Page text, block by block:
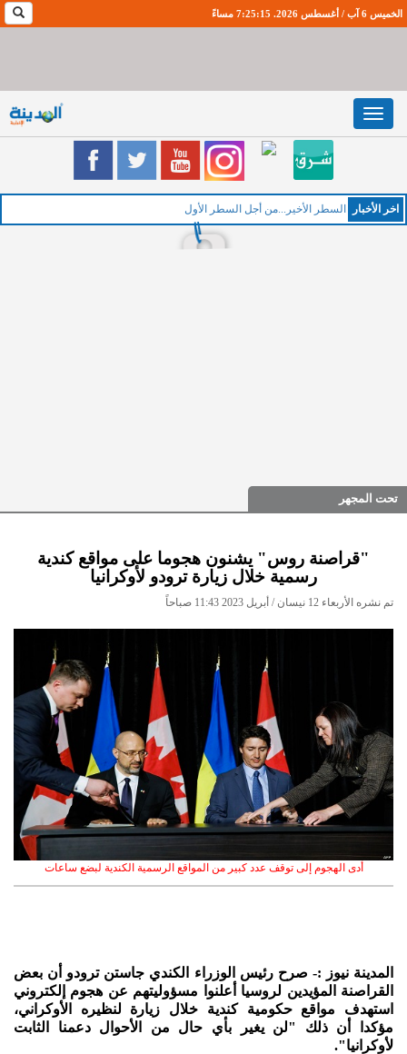
الخميس 6 آب / أغسطس 2026. 7:25:16 مساءً
Toggle
navigation
اخر اﻷخبار ال
تحت المجهر
"قراصنة روس" يشنون هجوما على مواقع كندية
رسمية خلال زيارة ترودو لأوكرانيا
تم نشره الأربعاء 12 نيسان / أبريل 2023 11:43 صباحاً
أدى الهجوم إلى توقف عدد كبير من المواقع الرسمية الكندية لبضع ساعات
المدينة نيوز :- صرح رئيس الوزراء الكندي جاستن ترودو أن بعض
القراصنة المؤيدين لروسيا أعلنوا مسؤوليتهم عن هجوم إلكتروني
استهدف مواقع حكومية كندية خلال زيارة لنظيره الأوكراني،
مؤكدا أن ذلك "لن يغير بأي حال من الأحوال دعمنا الثابت
لأوكرانيا".